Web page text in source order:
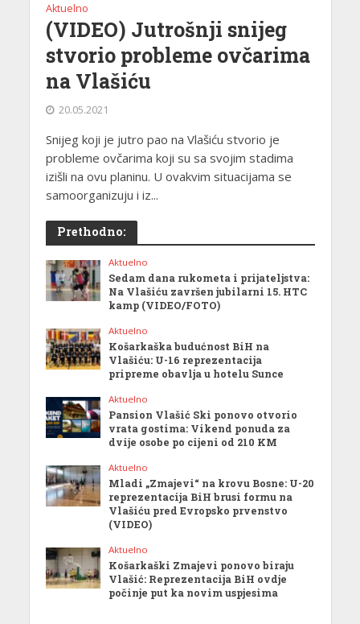
Aktuelno
(VIDEO) Jutrošnji snijeg
stvorio probleme ovčarima
na Vlašiću
20.05.2021
Snijeg koji je jutro pao na Vlašiću stvorio je
probleme ovčarima koji su sa svojim stadima
izišli na ovu planinu. U ovakvim situacijama se
samoorganizuju i iz...
Prethodno:
Aktuelno
Sedam dana rukometa i prijateljstva:
Na Vlašiću završen jubilarni 15. HTC
kamp (VIDEO/FOTO)
Aktuelno
Košarkaška budućnost BiH na
Vlašiću: U-16 reprezentacija
pripreme obavlja u hotelu Sunce
Aktuelno
Pansion Vlašić Ski ponovo otvorio
vrata gostima: Vikend ponuda za
dvije osobe po cijeni od 210 KM
Aktuelno
Mladi „Zmajevi“ na krovu Bosne: U-20
reprezentacija BiH brusi formu na
Vlašiću pred Evropsko prvenstvo
(VIDEO)
Aktuelno
Košarkaški Zmajevi ponovo biraju
Vlašić: Reprezentacija BiH ovdje
počinje put ka novim uspjesima